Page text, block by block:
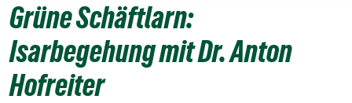
Grüne Schäftlarn:
Isarbegehung mit Dr. Anton
Hofreiter